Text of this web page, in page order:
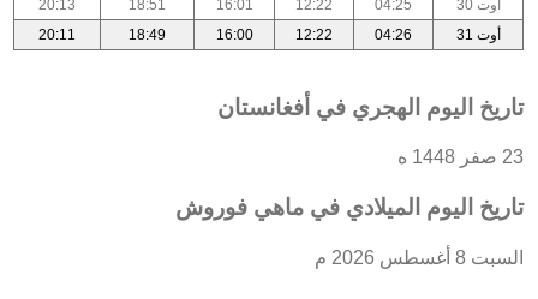
أوت 30
04:25
12:22
16:01
18:51
20:13
أوت 31
04:26
12:22
16:00
18:49
20:11
تاريخ اليوم الهجري في أفغانستان
23 صفر 1448 ه
تاريخ اليوم الميلادي في ماهي فوروش
السبت 8 أغسطس 2026 م